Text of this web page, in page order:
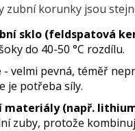
zubní korunky jsou
sklo (feldspatová
do 40-50 °C rozdílu.
- velmi pevná, téměř
je potřeba síly.
materiály (např.
zuby, protože